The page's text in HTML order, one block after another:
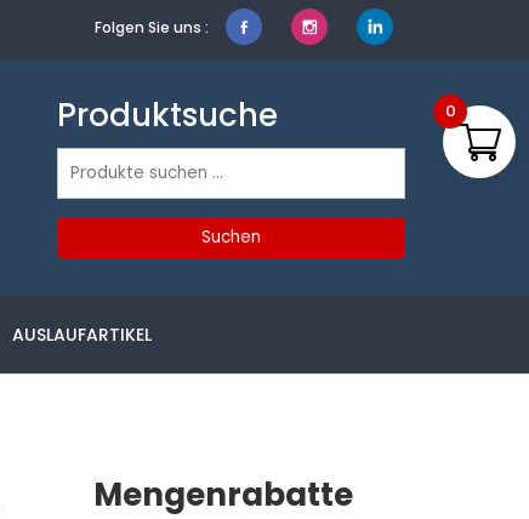
Folgen Sie uns :
Produktsuche
Suchen
Suchen
AUSLAUFARTIKEL
Mengenrabatte
0